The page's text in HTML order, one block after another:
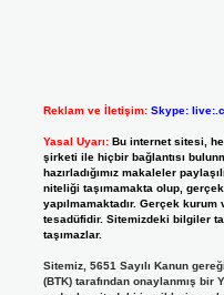
Reklam ve İletişim: Skype:
Yasal Uyarı: Bu internet sitesi,
şirketi ile hiçbir bağlantısı
hazırladığımız makaleler
niteliği taşımamakta olup,
yapılmamaktadır. Gerçek
tesadüfidir. Sitemizdeki bilgiler
taşımazlar.
Sitemiz, 5651 Sayılı Kanun
(BTK) tarafından onaylanmış bir